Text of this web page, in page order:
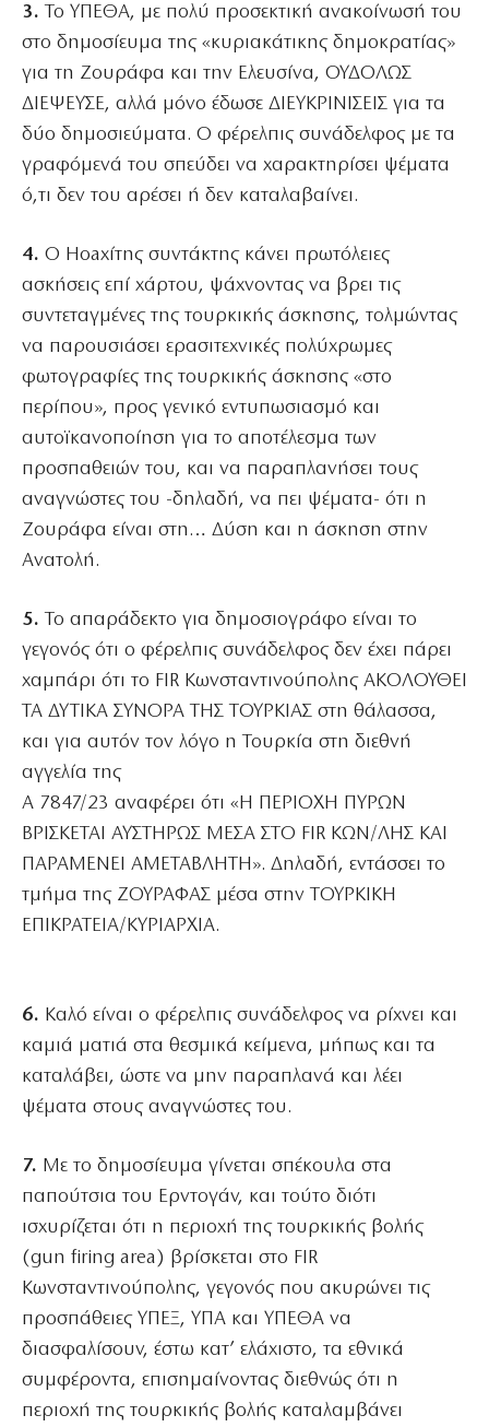
3. Το ΥΠΕΘΑ, με πολύ προσεκτική ανακοίνωσή του
στο δημοσίευμα της «κυριακάτικης δημοκρατίας»
για τη Ζουράφα και την Ελευσίνα, ΟΥΔΟΛΩΣ
ΔΙΕΨΕΥΣΕ, αλλά μόνο έδωσε ΔΙΕΥΚΡΙΝΙΣΕΙΣ για τα
δύο δημοσιεύματα. Ο φέρελπις συνάδελφος με τα
γραφόμενά του σπεύδει να χαρακτηρίσει ψέματα
ό,τι δεν του αρέσει ή δεν καταλαβαίνει.
4. Ο Hoaxίτης συντάκτης κάνει πρωτόλειες
ασκήσεις επί χάρτου, ψάχνοντας να βρει τις
συντεταγμένες της τουρκικής άσκησης, τολμώντας
να παρουσιάσει ερασιτεχνικές πολύχρωμες
φωτογραφίες της τουρκικής άσκησης «στο
περίπου», προς γενικό εντυπωσιασμό και
αυτοϊκανοποίηση για το αποτέλεσμα των
προσπαθειών του, και να παραπλανήσει τους
αναγνώστες του -δηλαδή, να πει ψέματα- ότι η
Ζουράφα είναι στη… Δύση και η άσκηση στην
Ανατολή.
5. Το απαράδεκτο για δημοσιογράφο είναι το
γεγονός ότι ο φέρελπις συνάδελφος δεν έχει πάρει
χαμπάρι ότι το FIR Κωνσταντινούπολης AΚΟΛΟΥΘΕΙ
ΤΑ ΔΥΤΙΚΑ ΣΥΝΟΡΑ ΤΗΣ ΤΟΥΡΚΙΑΣ στη θάλασσα,
και για αυτόν τον λόγο η Τουρκία στη διεθνή
αγγελία της
Α 7847/23 αναφέρει ότι «Η ΠΕΡΙΟΧΗ ΠΥΡΩΝ
ΒΡΙΣΚΕΤΑΙ ΑΥΣΤΗΡΩΣ ΜΕΣΑ ΣΤΟ FIR ΚΩΝ/ΛΗΣ ΚΑΙ
ΠΑΡΑΜΕΝΕΙ ΑΜΕΤΑΒΛΗΤΗ». Δηλαδή, εντάσσει το
τμήμα της ΖΟΥΡΑΦΑΣ μέσα στην ΤΟΥΡΚΙΚΗ
ΕΠΙΚΡΑΤΕΙΑ/ΚΥΡΙΑΡΧΙΑ.
6. Καλό είναι ο φέρελπις συνάδελφος να ρίχνει και
καμιά ματιά στα θεσμικά κείμενα, μήπως και τα
καταλάβει, ώστε να μην παραπλανά και λέει
ψέματα στους αναγνώστες του.
7. Με το δημοσίευμα γίνεται σπέκουλα στα
παπούτσια του Ερντογάν, και τούτο διότι
ισχυρίζεται ότι η περιοχή της τουρκικής βολής
(gun firing area) βρίσκεται στο FIR
Kωνσταντινούπολης, γεγονός που ακυρώνει τις
προσπάθειες ΥΠΕΞ, ΥΠΑ και ΥΠΕΘΑ να
διασφαλίσουν, έστω κατ’ ελάχιστο, τα εθνικά
συμφέροντα, επισημαίνοντας διεθνώς ότι η
περιοχή της τουρκικής βολής καταλαμβάνει